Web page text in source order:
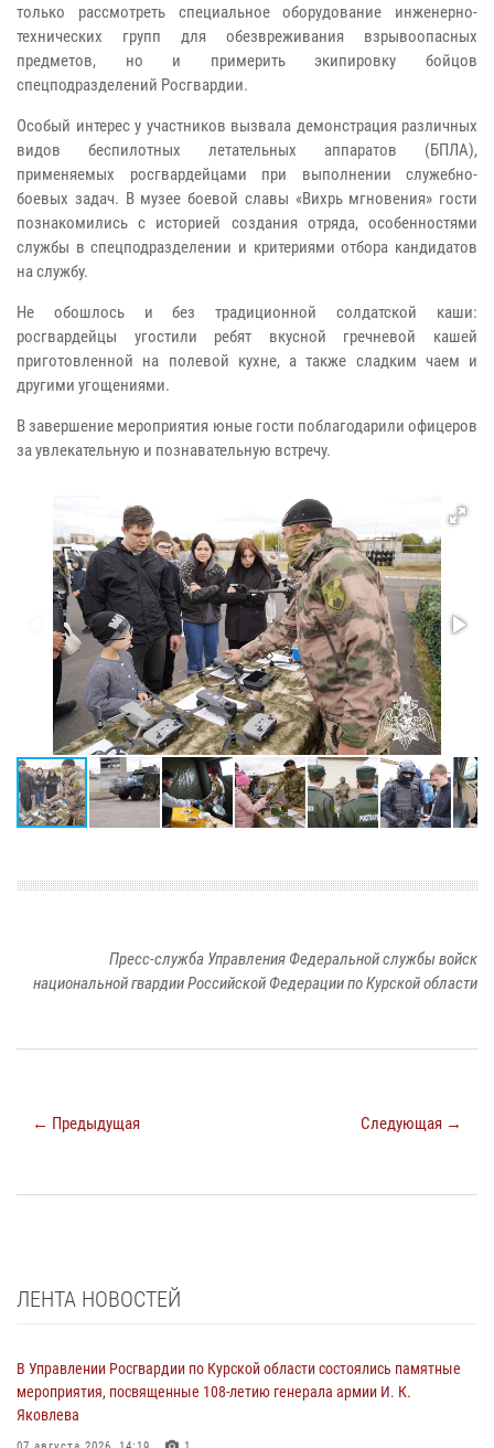
только рассмотреть специальное оборудование инженерно-
технических групп для обезвреживания взрывоопасных
предметов, но и примерить экипировку бойцов
спецподразделений Росгвардии.
Особый интерес у участников вызвала демонстрация различных
видов беспилотных летательных аппаратов (БПЛА),
применяемых росгвардейцами при выполнении служебно-
боевых задач. В музее боевой славы «Вихрь мгновения» гости
познакомились с историей создания отряда, особенностями
службы в спецподразделении и критериями отбора кандидатов
на службу.
Не обошлось и без традиционной солдатской каши:
росгвардейцы угостили ребят вкусной гречневой кашей
приготовленной на полевой кухне, а также сладким чаем и
другими угощениями.
В завершение мероприятия юные гости поблагодарили офицеров
за увлекательную и познавательную встречу.
Пресс-служба Управления Федеральной службы войск
национальной гвардии Российской Федерации по Курской области
← Предыдущая Следующая →
ЛЕНТА НОВОСТЕЙ
В Управлении Росгвардии по Курской области состоялись памятные
мероприятия, посвященные 108-летию генерала армии И. К.
Яковлева